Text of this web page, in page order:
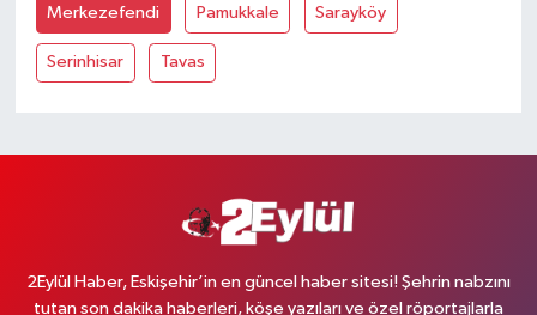
Merkezefendi Pamukkale Sarayköy
Serinhisar Tavas
2Eylül Haber, Eskişehir’in en güncel haber sitesi! Şehrin nabzını
tutan son dakika haberleri, köşe yazıları ve özel röportajlarla